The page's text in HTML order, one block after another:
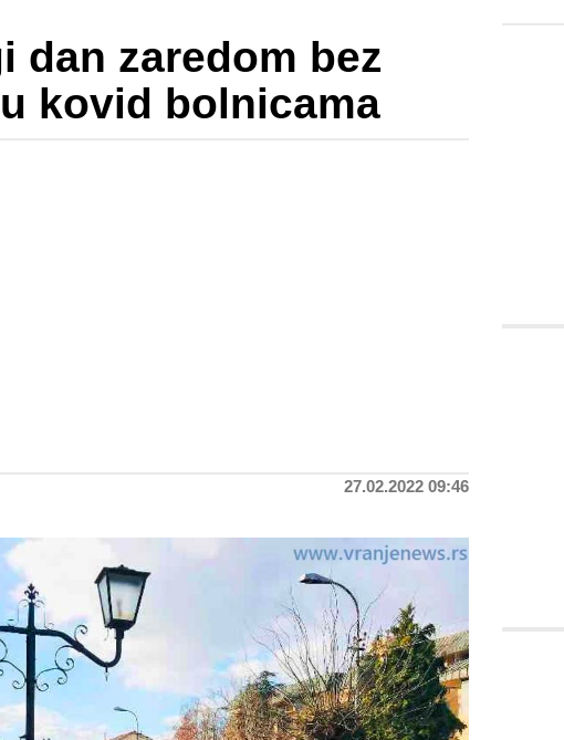
dan zaredom bez
kovid bolnicama
27.02.2022 09:46